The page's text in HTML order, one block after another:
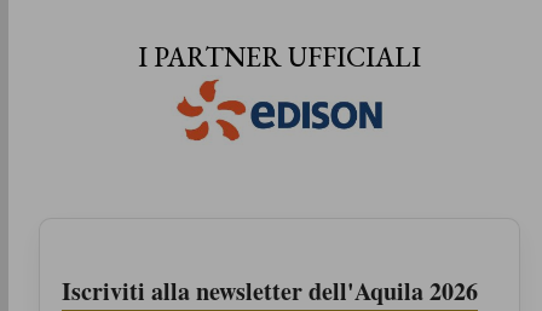
I PARTNER UFFICIALI
Iscriviti alla newsletter dell'Aquila 2026